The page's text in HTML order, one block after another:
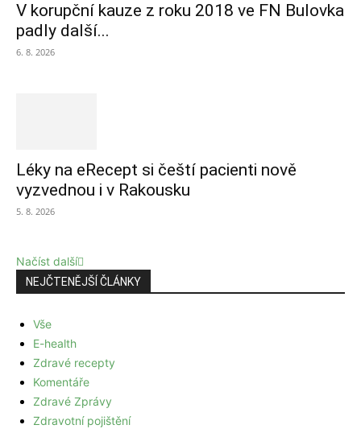
V korupční kauze z roku 2018 ve FN Bulovka
padly další...
6. 8. 2026
Léky na eRecept si čeští pacienti nově
vyzvednou i v Rakousku
5. 8. 2026
Načíst další
NEJČTENĚJŠÍ ČLÁNKY
Vše
E-health
Zdravé recepty
Komentáře
Zdravé Zprávy
Zdravotní pojištění